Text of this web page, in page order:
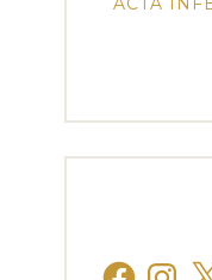
Facebook X